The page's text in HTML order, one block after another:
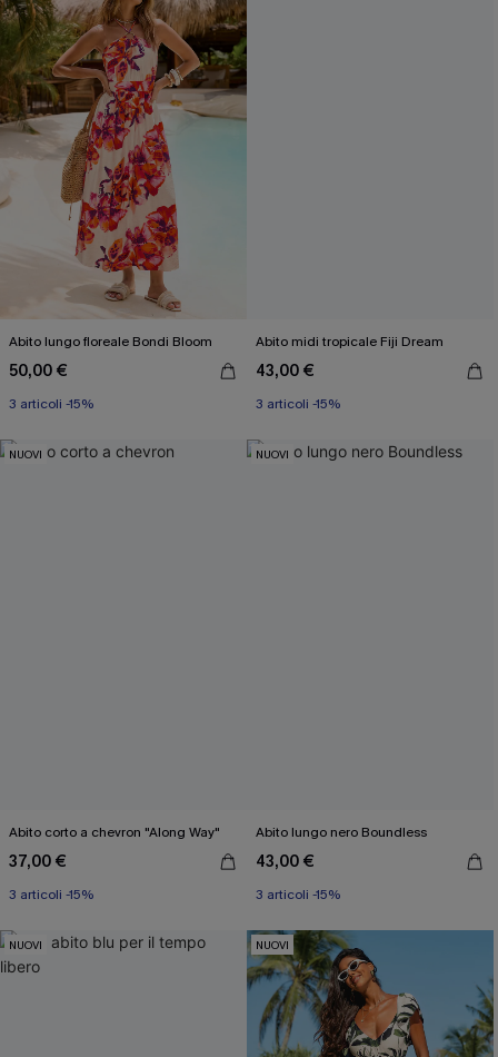
Abito lungo floreale Bondi Bloom
50,00 €
3 articoli -15%
Abito midi tropicale Fiji Dream
43,00 €
3 articoli -15%
NUOVI
Abito corto a chevron "Along Way"
37,00 €
3 articoli -15%
NUOVI
Abito lungo nero Boundless
43,00 €
3 articoli -15%
NUOVI NUOVI